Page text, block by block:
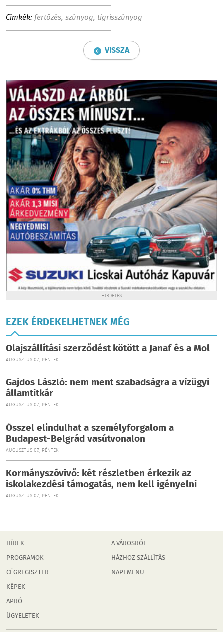
Címkék: fertőzés, szúnyog, tigrisszúnyog
VISSZA
HIRDETÉS
EZEK ÉRDEKELHETNEK MÉG
Olajszállítási szerződést kötött a Janaf és a Mol
AUGUSZTUS 07., PÉNTEK
Gajdos László: nem ment szabadságra a vízügyi
államtitkár
AUGUSZTUS 07., PÉNTEK
Ősszel elindulhat a személyforgalom a
Budapest-Belgrád vasútvonalon
AUGUSZTUS 07., PÉNTEK
Kormányszóvivő: két részletben érkezik az
iskolakezdési támogatás, nem kell igényelni
AUGUSZTUS 07., PÉNTEK
HÍREK
PROGRAMOK
CÉGREGISZTER
KÉPEK
APRÓ
ÜGYELETEK
A VÁROSRÓL
HÁZHOZ SZÁLLÍTÁS
NAPI MENÜ